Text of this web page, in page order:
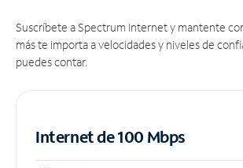
Suscríbete a Spectrum Internet y mantente
más te importa a velocidades y niveles de
puedes contar.
Internet de 100 Mbps